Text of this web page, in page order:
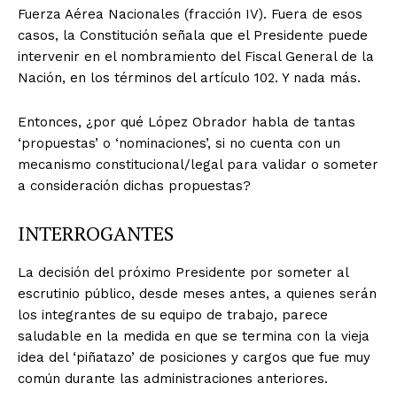
+ Todas las formas de lucha, potencialmente enlazadas
Fuerza Aérea Nacionales (fracción IV). Fuera de esos
casos, la Constitución señala que el Presidente puede
intervenir en el nombramiento del Fiscal General de la
Nación, en los términos del artículo 102. Y nada más.
Entonces, ¿por qué López Obrador habla de tantas
‘propuestas’ o ‘nominaciones’, si no cuenta con un
mecanismo constitucional/legal para validar o someter
a consideración dichas propuestas?
INTERROGANTES
La decisión del próximo Presidente por someter al
escrutinio público, desde meses antes, a quienes serán
los integrantes de su equipo de trabajo, parece
saludable en la medida en que se termina con la vieja
idea del ‘piñatazo’ de posiciones y cargos que fue muy
común durante las administraciones anteriores.